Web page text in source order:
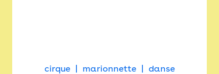
cirque marionnette danse